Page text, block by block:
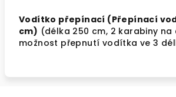
Vodítko přepínací (Přepínací
cm) (délka 250 cm, 2 karabiny
možnost přepnutí vodítka ve 3